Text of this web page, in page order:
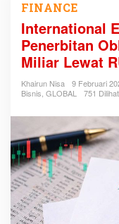
FINANCE
International
Penerbitan
Miliar Lewat
Khairun Nisa
9 Februari
Bisnis GLOBAL 751 Dilihat